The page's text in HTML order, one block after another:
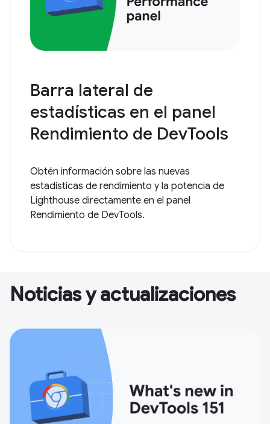
Barra lateral de
estadísticas en el panel
Rendimiento de DevTools
Obtén información sobre las nuevas
estadísticas de rendimiento y la potencia de
Lighthouse directamente en el panel
Rendimiento de DevTools.
Noticias y actualizaciones